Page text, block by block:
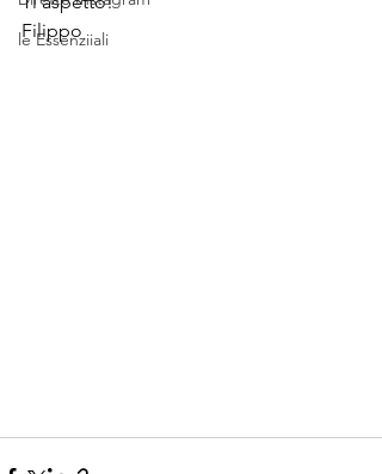
le Essenziiali
Filippo